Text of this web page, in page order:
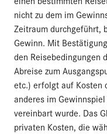
nicht zu dem im
Zeitraum durchgeführt,
Gewinn. Mit
den Reisebedingungen
Abreise zum
etc.) erfolgt auf Kosten
anderes im
vereinbart wurde. Das
privaten Kosten, die